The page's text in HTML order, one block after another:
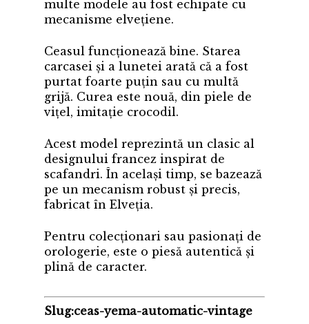
multe modele au fost echipate cu
mecanisme elvețiene.
Ceasul funcționează bine. Starea
carcasei și a lunetei arată că a fost
purtat foarte puțin sau cu multă
grijă. Curea este nouă, din piele de
vițel, imitație crocodil.
Acest model reprezintă un clasic al
designului francez inspirat de
scafandri. În același timp, se bazează
pe un mecanism robust și precis,
fabricat în Elveția.
Pentru colecționari sau pasionați de
orologerie, este o piesă autentică și
plină de caracter.
Slug:ceas-yema-automatic-vintage